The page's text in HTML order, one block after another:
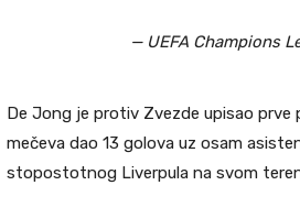
— UEFA Champions
De Jong je protiv Zvezde upisao
mečeva dao 13 golova uz osam
stopostotnog Liverpula na svom